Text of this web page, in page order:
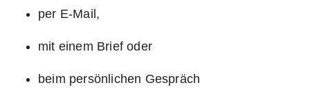
per E-Mail,
mit einem Brief oder
beim persönlichen Gespräch